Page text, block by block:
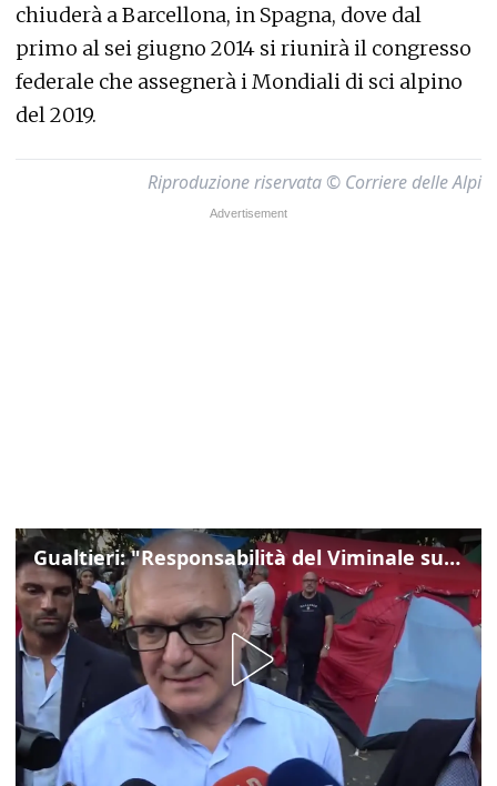
chiuderà a Barcellona, in Spagna, dove dal
primo al sei giugno 2014 si riunirà il congresso
federale che assegnerà i Mondiali di sci alpino
del 2019.
Riproduzione riservata © Corriere delle Alpi
Gualtieri: "Responsabilità del Viminale su Spin Time? La posizione dei partiti è nota"